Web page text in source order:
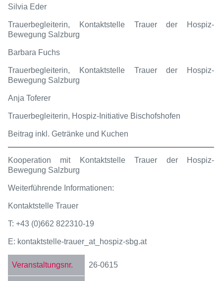
Silvia Eder
Trauerbegleiterin, Kontaktstelle Trauer der Hospiz-
Bewegung Salzburg
Barbara Fuchs
Trauerbegleiterin, Kontaktstelle Trauer der Hospiz-
Bewegung Salzburg
Anja Toferer
Trauerbegleiterin, Hospiz-Initiative Bischofshofen
Beitrag inkl. Getränke und Kuchen
Kooperation mit Kontaktstelle Trauer der Hospiz-
Bewegung Salzburg
Weiterführende Informationen:
Kontaktstelle Trauer
T: +43 (0)662 822310-19
E: kontaktstelle-trauer _at_ hospiz-sbg.at
26-0615